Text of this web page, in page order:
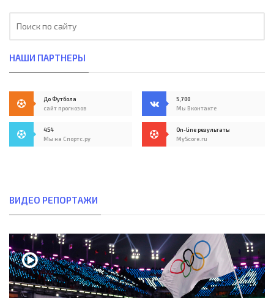
НАШИ ПАРТНЕРЫ
До Футбола
сайт прогнозов
5,700
Мы Вконтакте
454
Мы на Спортс.ру
On-line результаты
MyScore.ru
ВИДЕО РЕПОРТАЖИ